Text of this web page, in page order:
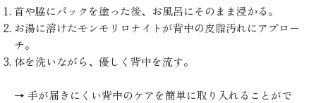
首や脇にパックを塗った後、お風呂にそのまま浸かる。
お湯に溶けたモンモリロナイトが背中の皮脂汚れにアプロー
チ。
体を洗いながら、優しく背中を流す。
→ 手が届きにくい背中のケアを簡単に取り入れることがで